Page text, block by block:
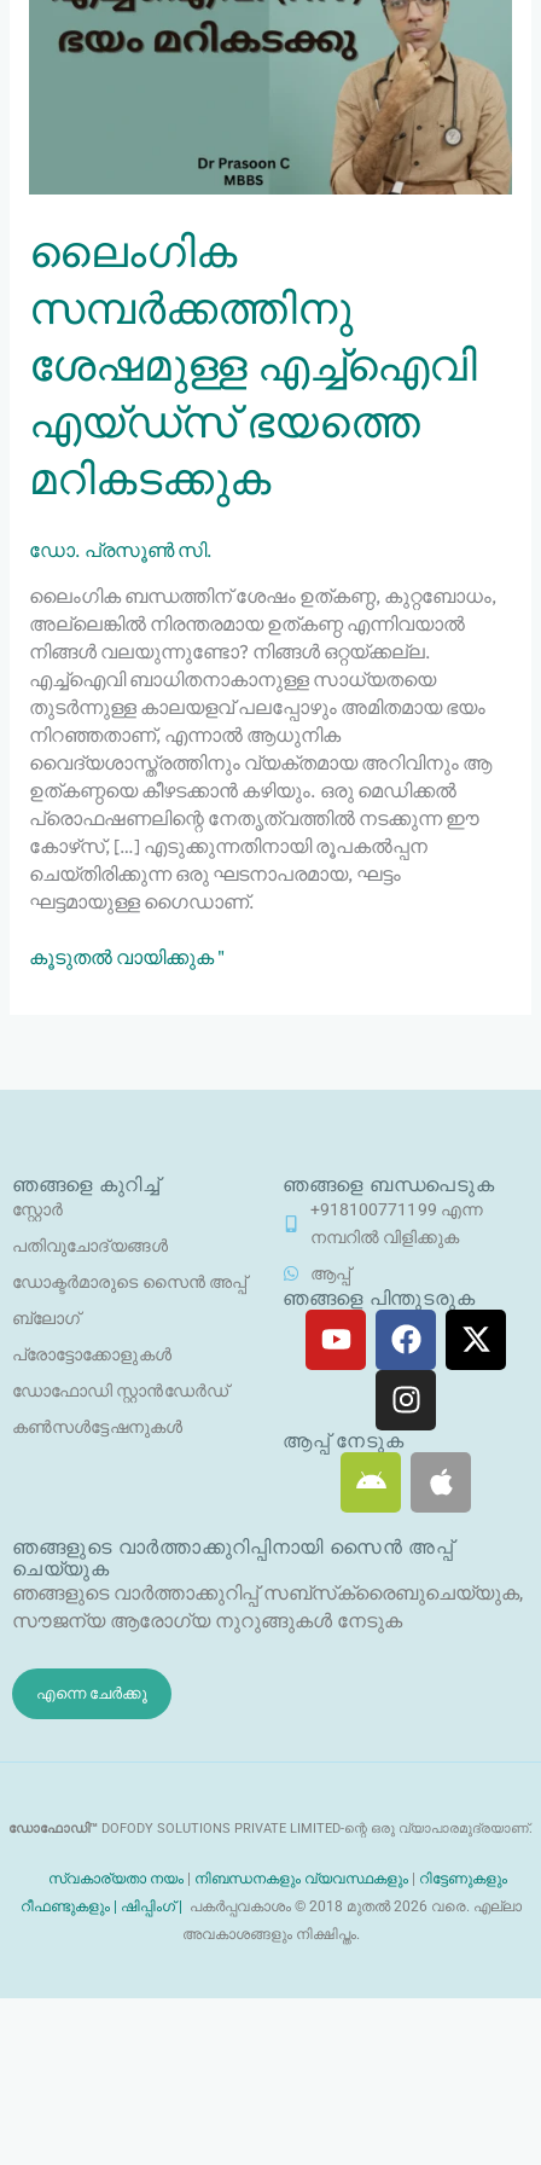
ലൈംഗിക
സമ്പർക്കത്തിനു
ശേഷമുള്ള എച്ച്ഐവി
എയ്ഡ്സ് ഭയത്തെ
മറികടക്കുക
ഡോ. പ്രസൂൺ സി.
ലൈംഗിക ബന്ധത്തിന് ശേഷം ഉത്കണ്ഠ, കുറ്റബോധം,
അല്ലെങ്കിൽ നിരന്തരമായ ഉത്കണ്ഠ എന്നിവയാൽ
നിങ്ങൾ വലയുന്നുണ്ടോ? നിങ്ങൾ ഒറ്റയ്ക്കല്ല.
എച്ച്ഐവി ബാധിതനാകാനുള്ള സാധ്യതയെ
തുടർന്നുള്ള കാലയളവ് പലപ്പോഴും അമിതമായ ഭയം
നിറഞ്ഞതാണ്, എന്നാൽ ആധുനിക
വൈദ്യശാസ്ത്രത്തിനും വ്യക്തമായ അറിവിനും ആ
ഉത്കണ്ഠയെ കീഴടക്കാൻ കഴിയും. ഒരു മെഡിക്കൽ
പ്രൊഫഷണലിന്റെ നേതൃത്വത്തിൽ നടക്കുന്ന ഈ
കോഴ്‌സ്, […] എടുക്കുന്നതിനായി രൂപകൽപ്പന
ചെയ്‌തിരിക്കുന്ന ഒരു ഘടനാപരമായ, ഘട്ടം
ഘട്ടമായുള്ള ഗൈഡാണ്.
എച്ച്ഐവി
എയ്ഡ്സ്
കൂടുതൽ വായിക്കുക "
ഞങ്ങളെ കുറിച്ച്
സ്റ്റോർ
പതിവുചോദ്യങ്ങൾ
ഡോക്ടർമാരുടെ സൈൻ അപ്പ്
ബ്ലോഗ്
പ്രോട്ടോക്കോളുകൾ
ഡോഫോഡി സ്റ്റാൻഡേർഡ്
കൺസൾട്ടേഷനുകൾ
ഞങ്ങളെ ബന്ധപെടുക
+918100771199 എന്ന
നമ്പറിൽ വിളിക്കുക
ആപ്പ്
ഞങ്ങളെ പിന്തുടരുക
യൂ
ട്യൂ
ബ്
ഫേ
സ്ബു
ക്ക്
എ
ക്സ്
-
ഇ
ൻ
സ്റ്റാ
ഗ്രാം
ആപ്പ് നേടുക
ആ
ൻ
ഡ്രോ
യി
ഡ്
ആ
പ്പി
ൾ
ഞങ്ങളുടെ വാർത്താക്കുറിപ്പിനായി സൈൻ അപ്പ്
ചെയ്യുക
ഞങ്ങളുടെ വാർത്താക്കുറിപ്പ് സബ്‌സ്‌ക്രൈബുചെയ്യുക,
സൗജന്യ ആരോഗ്യ നുറുങ്ങുകൾ നേടുക
എന്നെ ചേർക്കൂ
ഡോഫോഡി™ DOFODY SOLUTIONS PRIVATE LIMITED-ന്റെ ഒരു വ്യാപാരമുദ്രയാണ്.
സ്വകാര്യതാ നയം നിബന്ധനകളും വ്യവസ്ഥകളും
റിട്ടേണുകളും
റീഫണ്ടുകളും |
ഷിപ്പിംഗ് |
പകർപ്പവകാശം © 2018 മുതൽ 2026 വരെ. എല്ലാ
അവകാശങ്ങളും നിക്ഷിപ്തം.